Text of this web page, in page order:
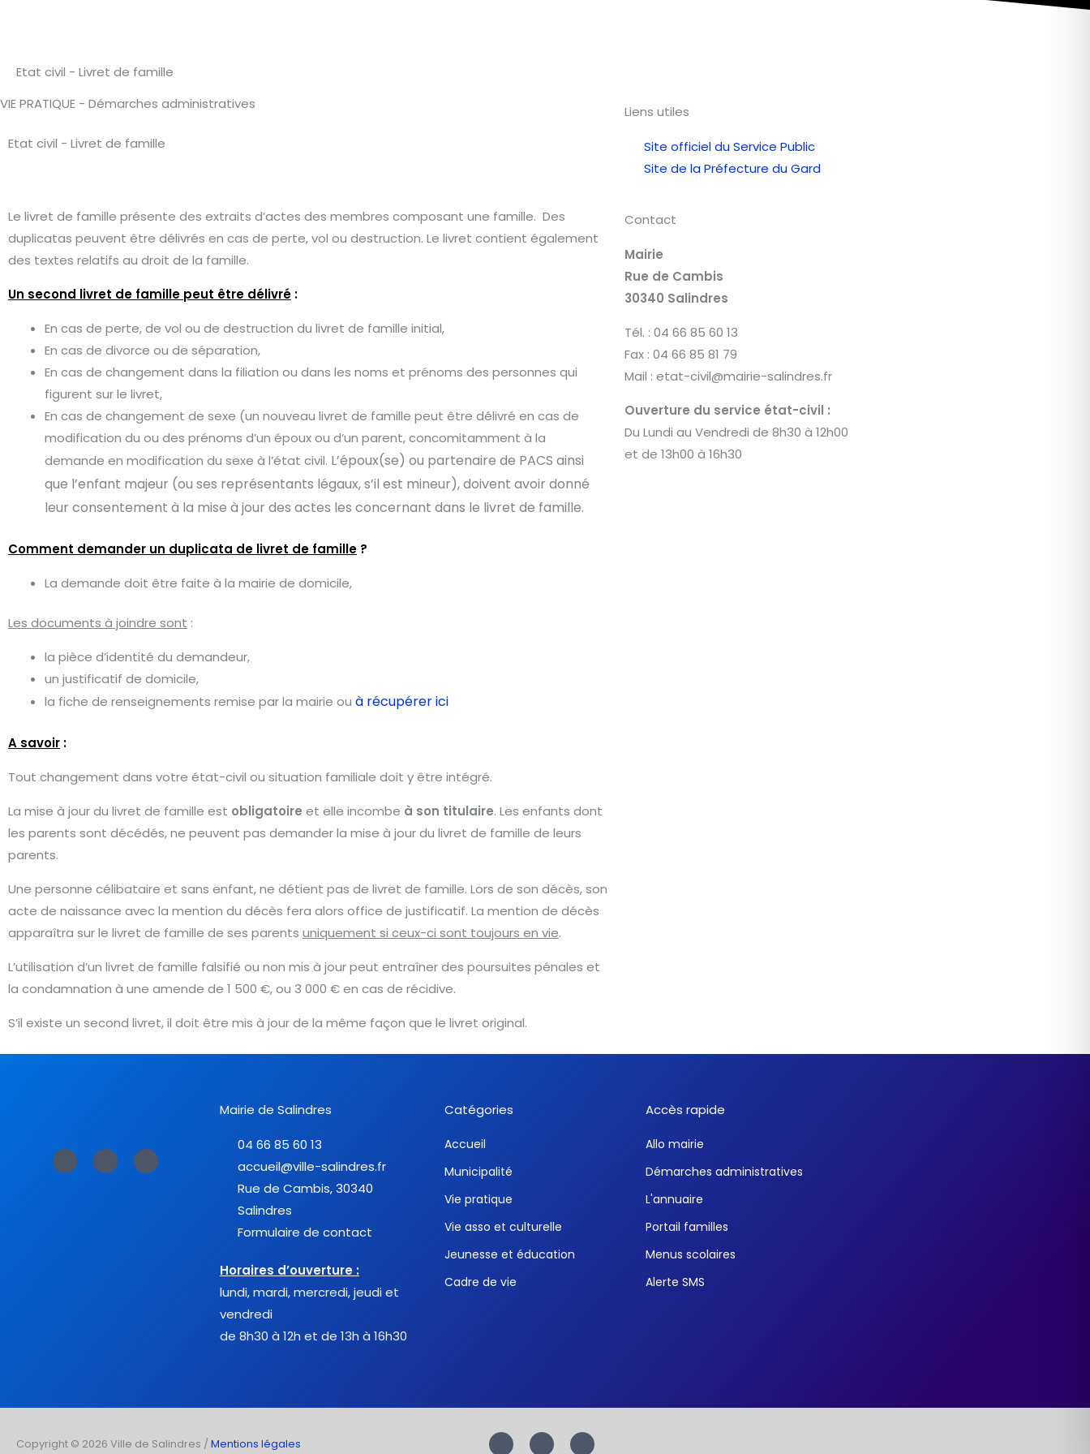
Etat civil - Livret de famille
VIE PRATIQUE - Démarches administratives
Etat civil - Livret de famille
Le livret de famille présente des extraits d’actes des membres composant une famille. Des
duplicatas peuvent être délivrés en cas de perte, vol ou destruction. Le livret contient également
des textes relatifs au droit de la famille.
Un second livret de famille peut être délivré :
En cas de perte, de vol ou de destruction du livret de famille initial,
En cas de divorce ou de séparation,
En cas de changement dans la filiation ou dans les noms et prénoms des personnes qui
figurent sur le livret,
En cas de changement de sexe (un nouveau livret de famille peut être délivré en cas de
modification du ou des prénoms d’un époux ou d’un parent, concomitamment à la
demande en modification du sexe à l’état civil. L’époux(se) ou partenaire de PACS ainsi
que l’enfant majeur (ou ses représentants légaux, s’il est mineur), doivent avoir donné
leur consentement à la mise à jour des actes les concernant dans le livret de famille.
Comment demander un duplicata de livret de famille ?
La demande doit être faite à la mairie de domicile,
Les documents à joindre sont :
la pièce d’identité du demandeur,
un justificatif de domicile,
la fiche de renseignements remise par la mairie ou à récupérer ici
A savoir :
Tout changement dans votre état-civil ou situation familiale doit y être intégré.
La mise à jour du livret de famille est obligatoire et elle incombe à son titulaire. Les enfants dont
les parents sont décédés, ne peuvent pas demander la mise à jour du livret de famille de leurs
parents.
Une personne célibataire et sans enfant, ne détient pas de livret de famille. Lors de son décès, son
acte de naissance avec la mention du décès fera alors office de justificatif. La mention de décès
apparaîtra sur le livret de famille de ses parents uniquement si ceux-ci sont toujours en vie.
L’utilisation d’un livret de famille falsifié ou non mis à jour peut entraîner des poursuites pénales et
la condamnation à une amende de 1 500 €, ou 3 000 €en cas de récidive.
S’il existe un second livret, il doit être mis à jour de la même façon que le livret original.
Liens utiles
Site officiel du Service Public
Site de la Préfecture du Gard
Contact
Mairie
Rue de Cambis
30340 Salindres
Tél. : 04 66 85 60 13
Fax : 04 66 85 81 79
Mail : etat-civil@mairie-salindres.fr
Ouverture du service état-civil :
Du Lundi au Vendredi de 8h30 à 12h00
et de 13h00 à 16h30
F
c
T
i
Y
u
Mairie de Salindres
04 66 85 60 13
accueil@ville-salindres.fr
Rue de Cambis, 30340
Salindres
Formulaire de contact
Horaires d’ouverture :
lundi, mardi, mercredi, jeudi et
vendredi
de 8h30 à 12h et de 13h à 16h30
Catégories
Accueil
Municipalité
Vie pratique
Vie asso et culturelle
Jeunesse et éducation
Cadre de vie
Accès rapide
Allo mairie
Démarches administratives
L'annuaire
Portail familles
Menus scolaires
Alerte SMS
Copyright © 2026 Ville de Salindres /Mentions légales
F T Y